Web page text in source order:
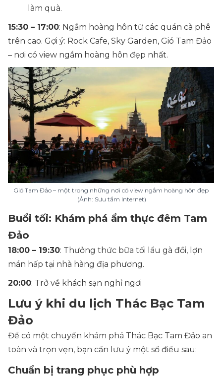
làm quà.
15:30 – 17:00: Ngắm hoàng hôn từ các quán cà phê
trên cao. Gợi ý: Rock Cafe, Sky Garden, Gió Tam Đảo
– nơi có view ngắm hoàng hôn đẹp nhất.
Gió Tam Đảo – một trong những nơi có view ngắm hoàng hôn đẹp
(Ảnh: Sưu tầm Internet)
Buổi tối: Khám phá ẩm thực đêm Tam
Đảo
18:00 – 19:30: Thưởng thức bữa tối lẩu gà đồi, lợn
mán hấp tại nhà hàng địa phương.
20:00: Trở về khách sạn nghỉ ngơi
Lưu ý khi du lịch Thác Bạc Tam
Đảo
Để có một chuyến khám phá Thác Bạc Tam Đảo an
toàn và trọn vẹn, bạn cần lưu ý một số điều sau:
Chuẩn bị trang phục phù hợp